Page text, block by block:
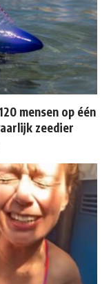
mensen op één
zeedier